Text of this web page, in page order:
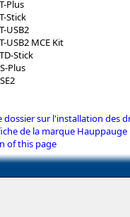
Plus
Stick
USB2
USB2 MCE Kit
Stick
Plus
dossier sur l'installation des
de la marque Hauppauge
of this page